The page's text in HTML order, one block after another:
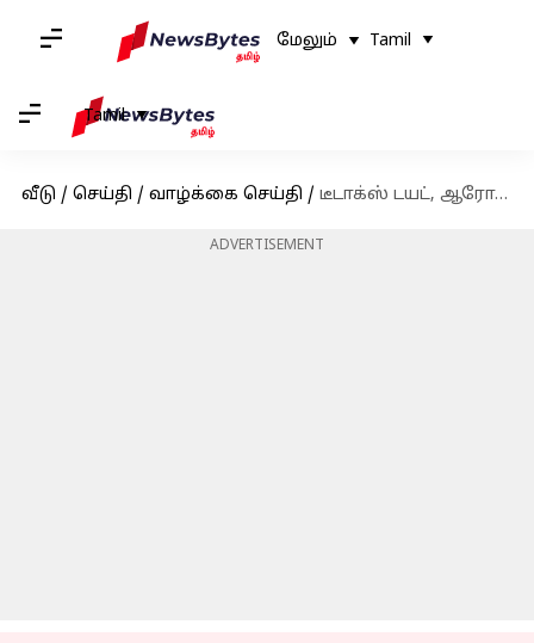
மேலும் Tamil
Tamil
வீடு / செய்தி / வாழ்க்கை செய்தி / டீடாக்ஸ் டயட், ஆரோக்கியமான வாழ்க்கைக்கான சிறந்த உணவுமுறைப் பழக்கமா?
ADVERTISEMENT